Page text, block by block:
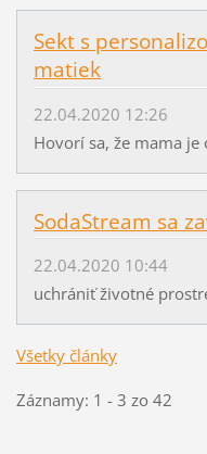
Sekt s
matiek
22.04.2020 12:26
Hovorí sa, že mama
SodaStream sa
22.04.2020 10:44
uchrániť životné
Všetky články
Záznamy: 1 - 3 zo 42